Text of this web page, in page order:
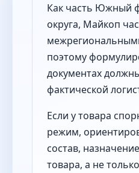
Как часть Южный
округа, Майкоп
поэтому
документах
фактической
Если у товара
режим,
состав,
товара, а не